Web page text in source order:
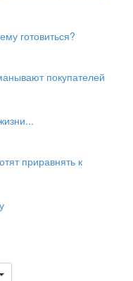
готовиться?
покупателей
приравнять к